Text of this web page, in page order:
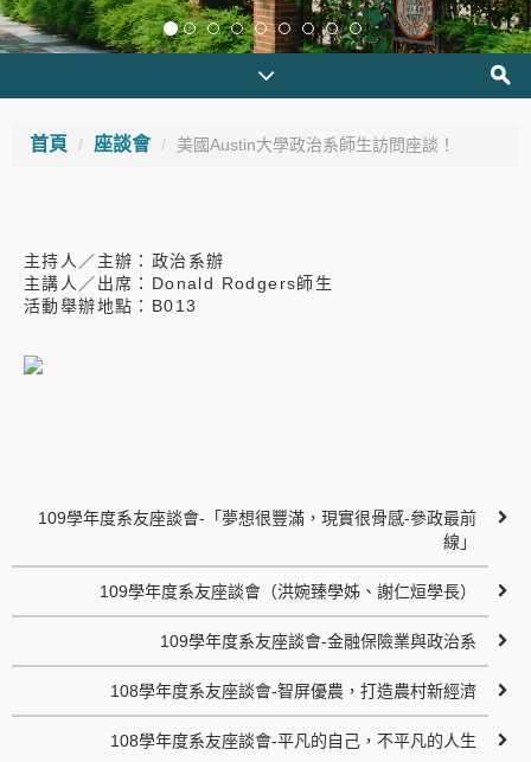
首頁 座談會 美國Austin大學政治系師生訪問座談！
主持人／主辦：政治系辦
主講人／出席：Donald Rodgers師生
活動舉辦地點：B013
109學年度系友座談會-「夢想很豐滿，現實很骨感-參政最前
線」
109學年度系友座談會（洪婉臻學姊、謝仁烜學長）
109學年度系友座談會-金融保險業與政治系
108學年度系友座談會-智屏優農，打造農村新經濟
108學年度系友座談會-平凡的自己，不平凡的人生